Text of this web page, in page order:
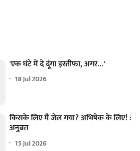
'एक घंटे में दे दूंगा इस्तीफा, अगर...'
18 Jul 2026
किसके लिए मैं जेल गया? अभिषेक के लिए! :
अनुब्रत
15 Jul 2026